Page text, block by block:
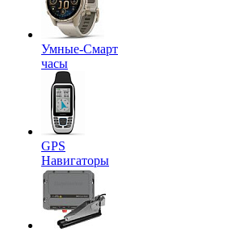
Умные-Смарт
часы
GPS
Навигаторы